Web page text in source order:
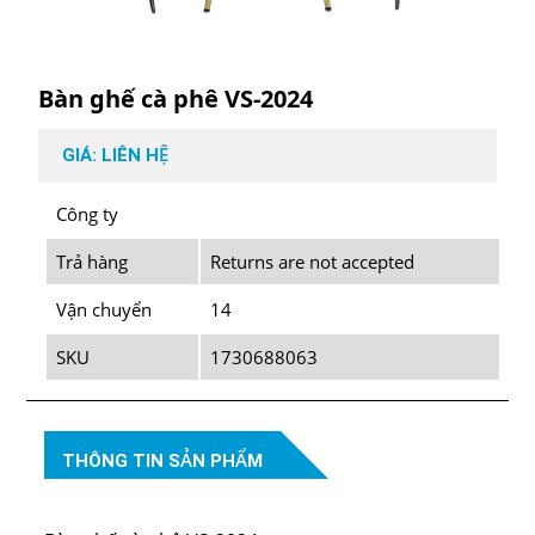
Bàn ghế cà phê VS-2024
GIÁ: LIÊN HỆ
Công ty
Trả hàng
Returns are not accepted
Vận chuyển
14
SKU
1730688063
THÔNG TIN SẢN PHẨM